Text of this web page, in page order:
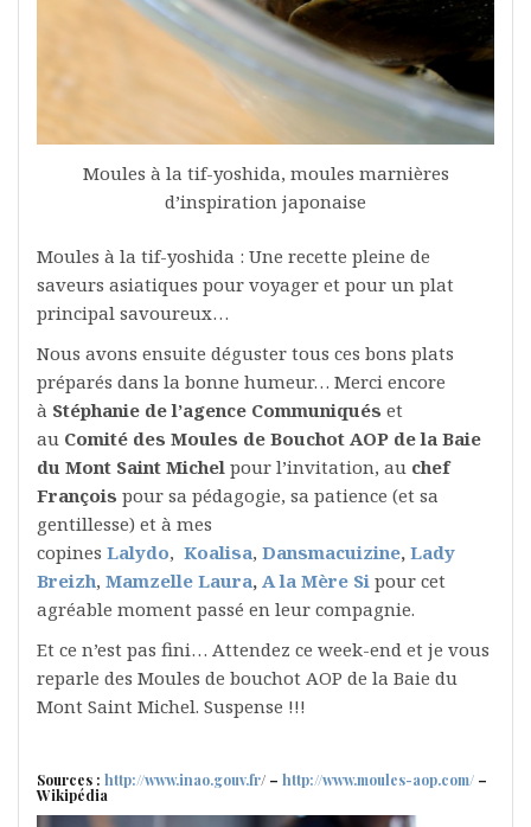
Moules à la tif-yoshida, moules marnières
d’inspiration japonaise
Moules à la tif-yoshida : Une recette pleine de
saveurs asiatiques pour voyager et pour un plat
principal savoureux…
Nous avons ensuite déguster tous ces bons plats
préparés dans la bonne humeur… Merci encore
à Stéphanie de l’agence Communiqués et
au Comité des Moules de Bouchot AOP de la Baie
du Mont Saint Michel pour l’invitation, au chef
François pour sa pédagogie, sa patience (et sa
gentillesse) et à mes
copines Lalydo, Koalisa, Dansmacuizine, Lady
Breizh, Mamzelle Laura, A la Mère Si pour cet
agréable moment passé en leur compagnie.
Et ce n’est pas fini… Attendez ce week-end et je vous
reparle des Moules de bouchot AOP de la Baie du
Mont Saint Michel. Suspense !!!
Sources : http://www.inao.gouv.fr/ – http://www.moules-aop.com/ –
Wikipédia